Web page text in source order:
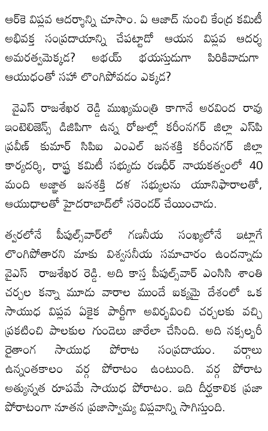
ఆర్‌కె విప్లవ ఆదర్శాన్ని చూసాం. ఏ ఆజాద్‌ నుంచి కేంద్ర కమిటీ
అభివక్త సంప్రదాయాన్ని చేపట్టాడో ఆయన విప్లవ ఆదర్శ
అమరత్వమెక్కడ? అభయ్‌ భయస్తుడుగా పిరికివాడుగా
ఆయుధంతో సహా లొంగిపోవడం ఎక్కడ?
వైఎస్‌ రాజశేఖర రెడ్డి ముఖ్యమంత్రి కాగానే అరవింద రావు
ఇంటెలిజెన్స్‌ డిజిపిగా ఉన్న రోజుల్లో కరీంనగర్‌ జిల్లా ఎస్‌పి
ప్రవీణ్‌ కుమార్‌ సిపిఐ ఎంఎల్‌ జనశక్తి కరీంనగర్‌ జిల్లా
కార్యదర్శి, రాష్ట్ర కమిటీ సభ్యుడు రణధీర్‌ నాయకత్వంలో 40
మంది అజ్ఞాత జనశక్తి దళ సభ్యులను యూనిఫారాలతో,
ఆయుధాలతో హైదరాబాద్‌లో సరెండర్‌ చేయించాడు.
త్వరలోనే పీపుల్స్‌వార్‌లో గణనీయ సంఖ్యలోనే ఇట్లాగే
లొంగిపోతారని మాకు విశ్వసనీయ సమాచారం ఉందన్నాడు
వైఎస్‌ రాజశేఖర రెడ్డి. అది కాస్త పీపుల్స్‌వార్‌ ఎంసిసి శాంతి
చర్చల కన్నా మూడు వారాల ముందే ఐక్యమై దేశంలో ఒక
సాయుధ విప్లవ ఏకైక పార్టీగా అవిర్భవించి చర్చలకు వచ్చి
ప్రకటించి పాలకుల గుండెలు జారేలా చేసింది. అది నక్సల్బరీ
రైతాంగ సాయుధ పోరాట సంప్రదాయం. వర్గాలు
ఉన్నంతకాలం వర్గ పోరాటం ఉంటుంది. వర్గ పోరాట
అత్యున్నత రూపమే సాయుధ పోరాటం. ఇది దీర్ఘకాలిక ప్రజా
పోరాటంగా నూతన ప్రజాస్వామ్య విప్లవాన్ని సాగిస్తుంది.